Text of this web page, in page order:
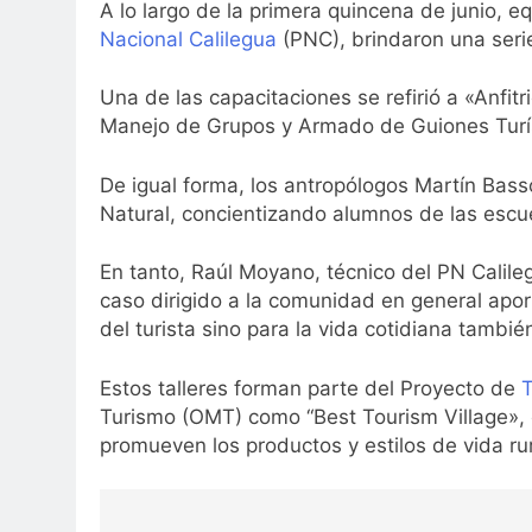
A lo largo de la primera quincena de junio,
Nacional Calilegua (PNC), brindaron una
Una de las capacitaciones se refirió a
Manejo de Grupos y Armado de Guiones
De igual forma, los antropólogos Martín
Natural, concientizando alumnos de las
En tanto, Raúl Moyano, técnico del PN
caso dirigido a la comunidad en general
del turista sino para la vida cotidiana
Estos talleres forman parte del Proyecto de
Turismo (OMT) como “Best Tourism
promueven los productos y estilos de vida